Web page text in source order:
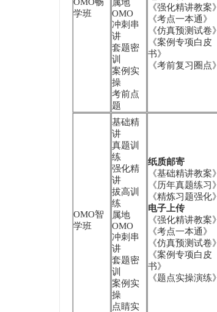
学班
属地
OMO
冲刺串
讲
套题密
训
案例实
操
考前点
题
《强化精讲教案》
《考点一本通》
《仿真预测试卷》
《案例专项白皮
书》
《考前复习圈点》
OMO智
学班
基础精
讲
真题训
练
强化精
讲
拔高训
练
属地
OMO
冲刺串
讲
套题密
训
案例实
操
点睛实
纸质邮寄
《基础精讲教案》
《历年真题练习》
《精炼习题强化》
电子上传
《强化精讲教案》
《考点一本通》
《仿真预测试卷》
《案例专项白皮
书》
《题点实操演练》